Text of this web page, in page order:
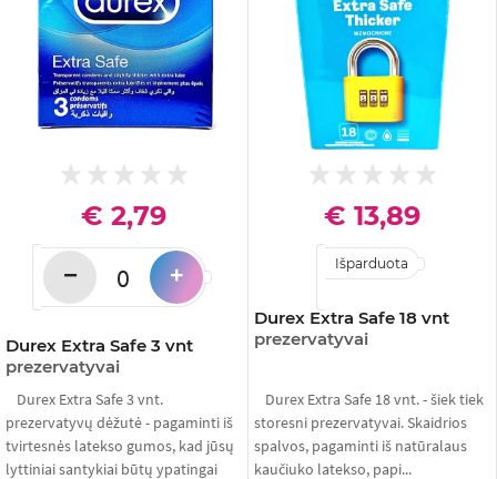
Durex Extra Safe 3 vnt
prezervatyvai
€ 2,79
− +
Durex Extra Safe 3 vnt.
prezervatyvų dėžutė - pagaminti iš
tvirtesnės latekso gumos, kad jūsų
lyttiniai santykiai būtų ypatingai
Durex Extra Safe 18 vnt
prezervatyvai
€ 13,89
Išparduota
Durex Extra Safe 18 vnt. - šiek tiek
storesni prezervatyvai. Skaidrios
spalvos, pagaminti iš natūralaus
kaučiuko latekso, papi...